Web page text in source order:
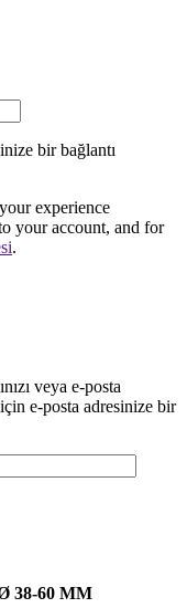
bir bağlantı
experience
your account, and for
.
veya e-posta
e-posta adresinize bir
38-60 MM